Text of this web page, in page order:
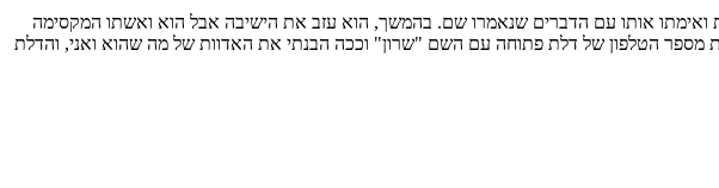
ואימתו אותו עם הדברים שנאמרו שם. בהמשך, הוא עזב את הישיבה אבל הוא ואשתו המקסימה
מספר הטלפון של דלת פתוחה עם השם "שרון" וככה הבנתי את האדוות של מה שהוא ואני, והדלת